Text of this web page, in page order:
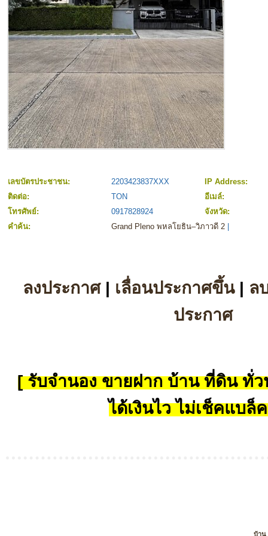
เลขบัตรประชาชน: 2203423837XXX
IP Address:
ติดต่อ:
TON
อีเมล์:
โทรศัพย์:
0917828924
จังหวัด:
คำค้น:
Grand Pleno พหลโยธิน–วิภาวดี 2
ลงประกาศ| เลื่อนประกาศขึ้น| ล
ประกาศ
[ รับจำนอง ขายฝาก บ้าน ที่ดิน ทั่ว
ได้เงินไว ไม่เช็คแบล็
บ้าน